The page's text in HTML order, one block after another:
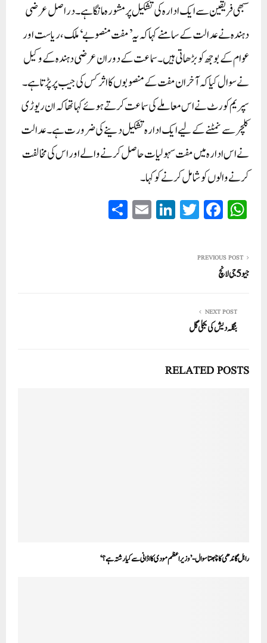
سبھی فریقین سے ایک ادارہ کی تشکیل پر مشورہ مانگا ہے۔دراصل عرضی
دہندہ نے عدالت کے سامنے کہا کہ یہ ’مفت منصوبے‘ ملک، ریاست اور
عوام کے بوجھ کو بڑھاتی ہیں۔ سماعت کے دوران عرضی دہندہ کے وکیل
نے سوال کیا کہ آخر ان مفت کے منصوبوں کا اثر کس کی جیب پر پڑتا ہے۔
سپریم کورٹ نے اس معاملے کی سماعت کرتے ہوئے کہا تھا کہ ان ریوڑی
کلچر سے نمٹنے کے لیے ایک ادارہ تشکیل دینے کی ضرورت ہے۔ عدالت
نے اس ادارہ میں مفت سہولیات حاصل کرنے والے اور اس کی مخالفت
کرنے والوں کو شامل کرنے کو کہا۔
W
ha
A
pp
Fa
ce
ok
T
wi
Li
nk
E
m
PREVIOUS POST
جیو 5جی لانچ
NEXT POST
بنگلہ دیش کی بجلی گل
RELATED POSTS
راہل گاندھی کا چبھتا سوال- ’وزیر اعظم مودی کا اڈانی سے کیا رشتہ ہے؟‘